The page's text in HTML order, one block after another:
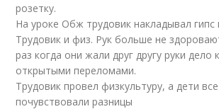
розетку.
На уроке Обж трудовик накладывал гипс
Трудовик и физ. Рук больше не
раз когда они жали друг другу руки дело
открытыми переломами.
Трудовик провел физкультуру, а дети
почувствовали разницы